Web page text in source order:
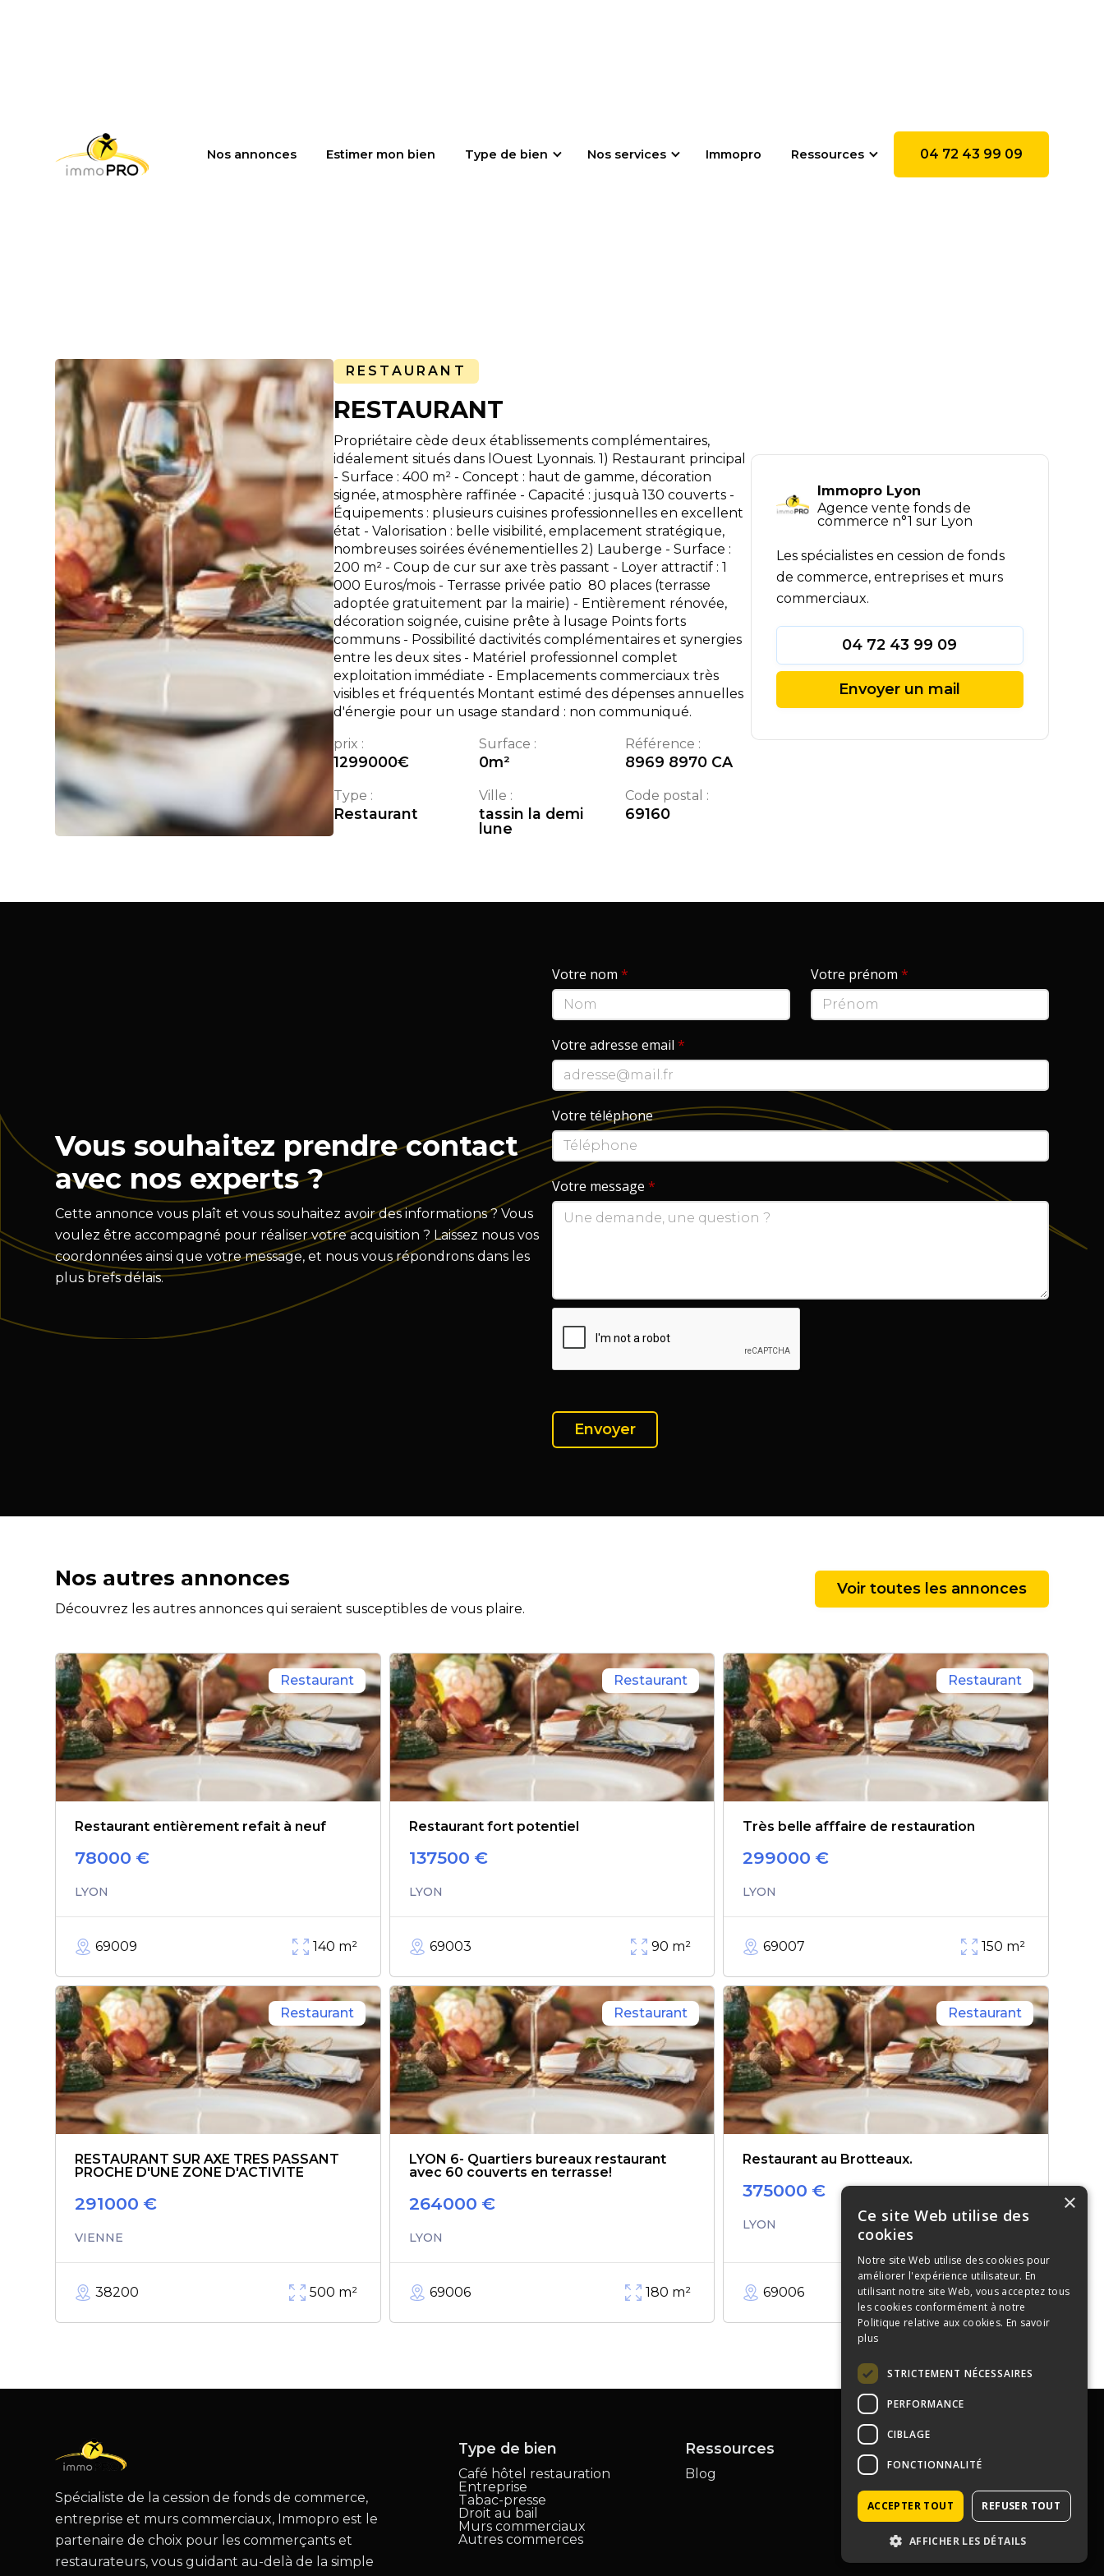
Nos annonces Estimer mon bien Type de bien Nos services Immopro Ressources 04 72 43 99 09
RESTAURANT
RESTAURANT
Propriétaire cède deux établissements complémentaires,
idéalement situés dans lOuest Lyonnais. 1) Restaurant principal
- Surface : 400 m² - Concept : haut de gamme, décoration
signée, atmosphère raffinée - Capacité : jusquà 130 couverts -
Équipements : plusieurs cuisines professionnelles en excellent
état - Valorisation : belle visibilité, emplacement stratégique,
nombreuses soirées événementielles 2) Lauberge - Surface :
200 m² - Coup de cur sur axe très passant - Loyer attractif : 1
000 Euros/mois - Terrasse privée patio  80 places (terrasse
adoptée gratuitement par la mairie) - Entièrement rénovée,
décoration soignée, cuisine prête à lusage Points forts
communs - Possibilité dactivités complémentaires et synergies
entre les deux sites - Matériel professionnel complet 
exploitation immédiate - Emplacements commerciaux très
visibles et fréquentés Montant estimé des dépenses annuelles
d'énergie pour un usage standard : non communiqué.
prix :
1299000€
Surface :
0m²
Référence :
8969 8970 CA
Type :
Restaurant
Ville :
tassin la demi
lune
Code postal :
69160
Immopro Lyon
Agence vente fonds de
commerce n°1 sur Lyon
Les spécialistes en cession de fonds
de commerce, entreprises et murs
commerciaux.
04 72 43 99 09
Envoyer un mail
Vous souhaitez prendre contact
avec nos experts ?
Cette annonce vous plaît et vous souhaitez avoir des informations ? Vous
voulez être accompagné pour réaliser votre acquisition ? Laissez nous vos
coordonnées ainsi que votre message, et nous vous répondrons dans les
plus brefs délais.
Votre nom * Votre prénom *
Votre adresse email *
Votre téléphone
Votre message *
Nos autres annonces
Découvrez les autres annonces qui seraient susceptibles de vous plaire.
Voir toutes les annonces
Restaurant
Restaurant entièrement refait à neuf
78000 €
LYON
69009 140 m²
Restaurant
Restaurant fort potentiel
137500 €
LYON
69003 90 m²
Restaurant
Très belle afffaire de restauration
299000 €
LYON
69007 150 m²
Restaurant
RESTAURANT SUR AXE TRES PASSANT
PROCHE D'UNE ZONE D'ACTIVITE
291000 €
VIENNE
38200 500 m²
Restaurant
LYON 6- Quartiers bureaux restaurant
avec 60 couverts en terrasse!
264000 €
LYON
69006 180 m²
Restaurant
Restaurant au Brotteaux.
375000 €
LYON
69006 100 m²
Spécialiste de la cession de fonds de commerce,
entreprise et murs commerciaux, Immopro est le
partenaire de choix pour les commerçants et
restaurateurs, vous guidant au-delà de la simple
Type de bien
Café hôtel restauration
Entreprise
Tabac-presse
Droit au bail
Murs commerciaux
Autres commerces
Ressources
Blog
Contactez-nous
04 72 43 99 09
Contact
134 cours Lafayette 69003
Lyon
×
Ce site Web utilise des
cookies
Notre site Web utilise des cookies pour
améliorer l'expérience utilisateur. En
utilisant notre site Web, vous acceptez tous
les cookies conformément à notre
Politique relative aux cookies. En savoir
plus
STRICTEMENT NÉCESSAIRES
PERFORMANCE
CIBLAGE
FONCTIONNALITÉ
ACCEPTER TOUT REFUSER TOUT
AFFICHER LES DÉTAILS